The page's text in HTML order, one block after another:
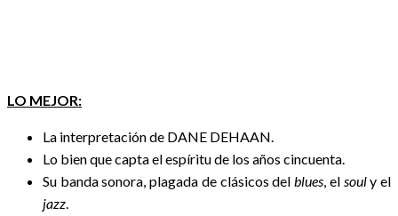
LO MEJOR:
La interpretación de DANE DEHAAN.
Lo bien que capta el espíritu de los años cincuenta.
Su banda sonora, plagada de clásicos delblues, el souly el
jazz.